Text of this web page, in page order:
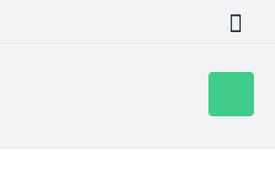
košík